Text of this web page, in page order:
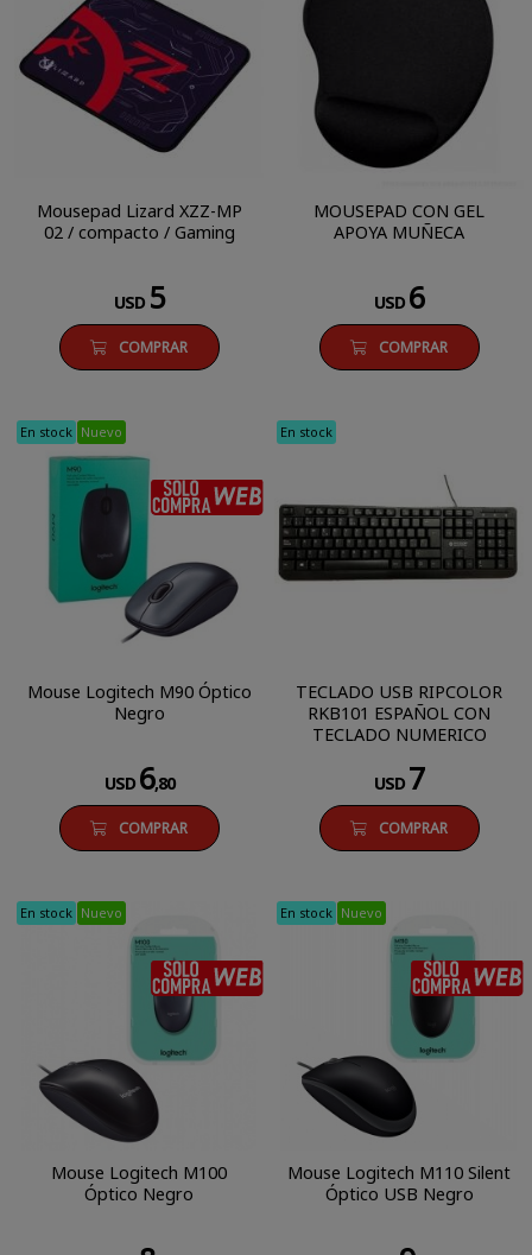
Mousepad Lizard XZZ-MP
02 / compacto / Gaming
USD 5
COMPRAR
MOUSEPAD CON GEL
APOYA MUÑECA
USD 6
COMPRAR
En stock
SÓLO COMPRA WEB
Nuevo
Mouse Logitech M90 Óptico
Negro
USD 6,80
COMPRAR
En stock
TECLADO USB RIPCOLOR
RKB101 ESPAÑOL CON
TECLADO NUMERICO
USD 7
COMPRAR
En stock
SÓLO COMPRA WEB
Nuevo
Mouse Logitech M100
Óptico Negro
En stock Nuevo
Mouse Logitech M110 Silent
Óptico USB Negro